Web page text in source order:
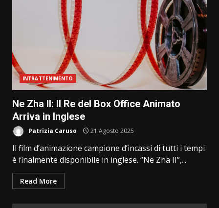
INTRATTENIMENTO
Ne Zha II: Il Re del Box Office Animato
Arriva in Inglese
Patrizia Caruso 21 Agosto 2025
Il film d’animazione campione d’incassi di tutti i tempi
è finalmente disponibile in inglese. “Ne Zha II”,...
Read More